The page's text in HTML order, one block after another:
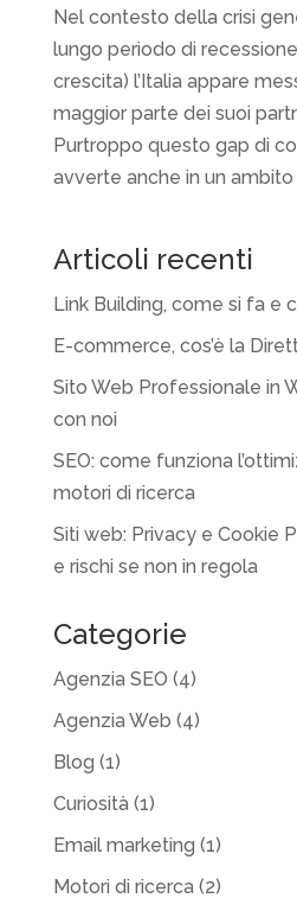
Nel contesto della crisi
lungo periodo di
crescita) l’Italia appare
maggior parte dei suoi
Purtroppo questo gap di
avverte anche in un ambito
Articoli recenti
Link Building, come si fa e
E-commerce, cos’è la
Sito Web Professionale in
con noi
SEO: come funziona
motori di ricerca
Siti web: Privacy e Cookie
e rischi se non in regola
Categorie
Agenzia SEO (4)
Agenzia Web (4)
Blog (1)
Curiosità(1)
Email marketing (1)
Motori di ricerca(2)